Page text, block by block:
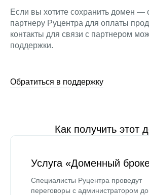
Если вы хотите сохранить домен —
партнеру Руцентра для оплаты
контакты для связи с партнером
поддержки.
Обратиться в поддержку
Как получить этот
Услуга «Доменный
Специалисты Руцентра проведут
переговоры с администратором